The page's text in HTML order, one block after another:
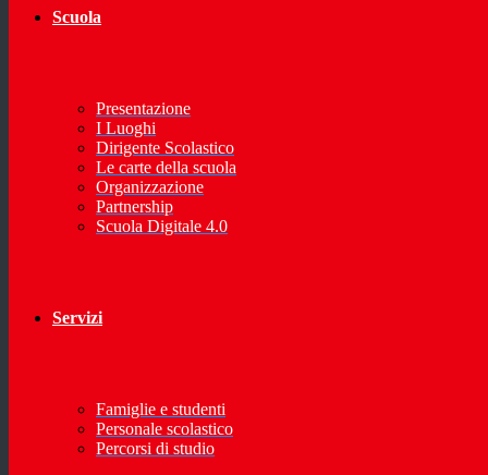
Scuola
Presentazione
I Luoghi
Dirigente Scolastico
Le carte della scuola
Organizzazione
Partnership
Scuola Digitale 4.0
Servizi
Famiglie e studenti
Personale scolastico
Percorsi di studio